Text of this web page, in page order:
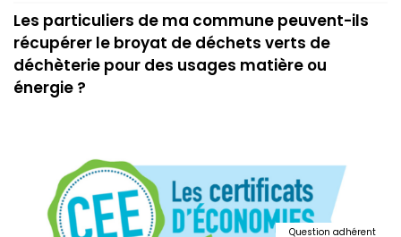
Les particuliers de ma commune peuvent-ils
récupérer le broyat de déchets verts de
déchèterie pour des usages matière ou
énergie ?
Question adhérent